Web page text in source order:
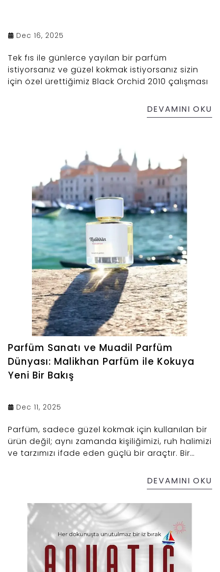
Dec 16, 2025
Tek fıs ile günlerce yayılan bir parfüm
istiyorsanız ve güzel kokmak istiyorsanız sizin
için özel ürettiğimiz Black Orchid 2010 çalışması
DEVAMINI OKU
Parfüm Sanatı ve Muadil Parfüm
Dünyası: Malikhan Parfüm ile Kokuya
Yeni Bir Bakış
Dec 11, 2025
Parfüm, sadece güzel kokmak için kullanılan bir
ürün değil; aynı zamanda kişiliğimizi, ruh halimizi
ve tarzımızı ifade eden güçlü bir araçtır. Bir
eder ve bazen bir hatıraya dönüşür. Bu yüzden
doğru parfümü seçmek, sadece bir alışveriş
deneyimi değil, aynı zamanda kişisel bir keşif
yolculuğudur.
DEVAMINI OKU